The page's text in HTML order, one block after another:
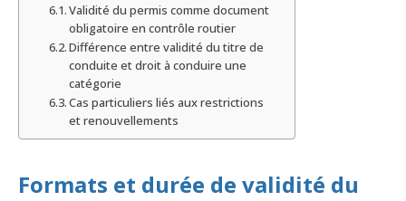
Validité du permis comme document
obligatoire en contrôle routier
Différence entre validité du titre de
conduite et droit à conduire une
catégorie
Cas particuliers liés aux restrictions
et renouvellements
Formats et durée de validité du